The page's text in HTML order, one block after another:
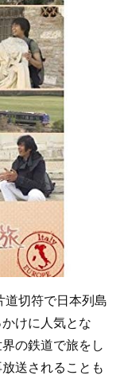
道切符で日本列島
けに人気とな
の鉄道で旅をし
送されることも